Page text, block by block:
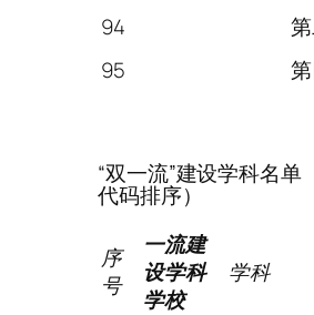
94
95
“双一流”建设学科名单
代码排序）
序
号
一流建
设学科
学校
学科